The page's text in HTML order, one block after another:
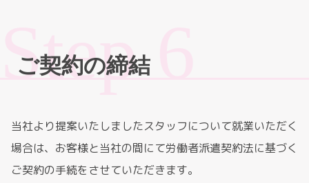
ご契約の締結
当社より提案いたしましたスタッフについて就業いただく
場合は、お客様と当社の間にて労働者派遣契約法に基づく
ご契約の手続をさせていただきます。